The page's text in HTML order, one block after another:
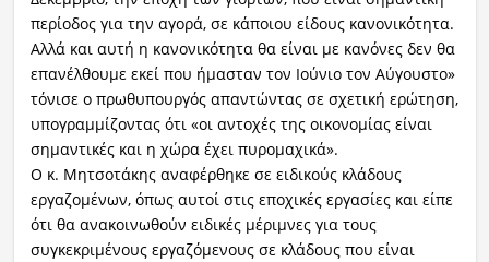
περίοδος για την αγορά, σε κάποιου είδους κανονικότητα.
Αλλά και αυτή η κανονικότητα θα είναι με κανόνες δεν θα
επανέλθουμε εκεί που ήμασταν τον Ιούνιο τον Αύγουστο»
τόνισε ο πρωθυπουργός απαντώντας σε σχετική ερώτηση,
υπογραμμίζοντας ότι «οι αντοχές της οικονομίας είναι
σημαντικές και η χώρα έχει πυρομαχικά».
Ο κ. Μητσοτάκης αναφέρθηκε σε ειδικούς κλάδους
εργαζομένων, όπως αυτοί στις εποχικές εργασίες και είπε
ότι θα ανακοινωθούν ειδικές μέριμνες για τους
συγκεκριμένους εργαζόμενους σε κλάδους που είναι